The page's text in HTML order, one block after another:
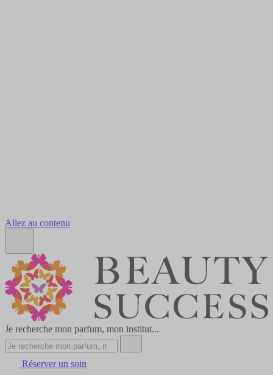
Allez au contenu
Je recherche mon parfum, mon institut...
Réserver un soin